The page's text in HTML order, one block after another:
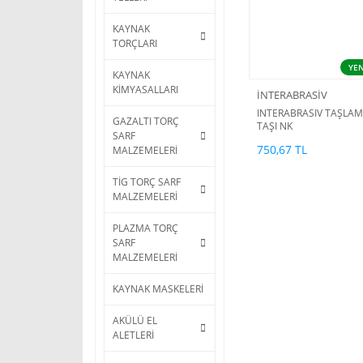
KAYNAK
TORÇLARI
KAYNAK
KİMYASALLARI
GAZALTI TORÇ
SARF
MALZEMELERİ
TİG TORÇ SARF
MALZEMELERİ
PLAZMA TORÇ
SARF
MALZEMELERİ
KAYNAK MASKELERİ
AKÜLÜ EL
ALETLERİ
İNTERABRASİV
INTERABRASIV
TAŞI NK
750,67 TL